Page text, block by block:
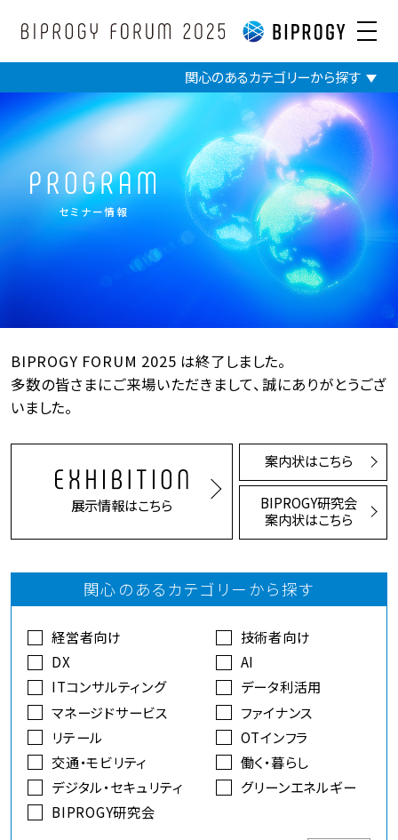
セミナー情報
BIPROGY FORUM 2025 は終了しました。
多数の皆さまにご来場いただきまして、誠にありがとうござ
いました。
展示情報はこちら
案内状はこちら
BIPROGY研究会
案内状はこちら
関心のあるカテゴリーから探す
関心のあるカテゴリーから探す
経営者向け
技術者向け
DX
AI
ITコンサルティング
データ利活用
マネージドサービス
ファイナンス
リテール
OTインフラ
交通・モビリティ
働く・暮らし
デジタル・セキュリティ
グリーンエネルギー
BIPROGY研究会
BIPROGY研究会
リセット